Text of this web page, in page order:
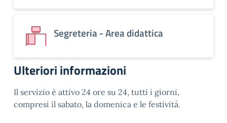
Segreteria - Area didattica
Ulteriori informazioni
Il servizio è attivo 24 ore su 24, tutti i giorni,
compresi il sabato, la domenica e le festività.